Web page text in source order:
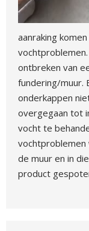
aanraking
ontbreken van
fundering/muur.
onderkappen
overgegaan tot
vocht te
vochtproblemen
de muur en in
product